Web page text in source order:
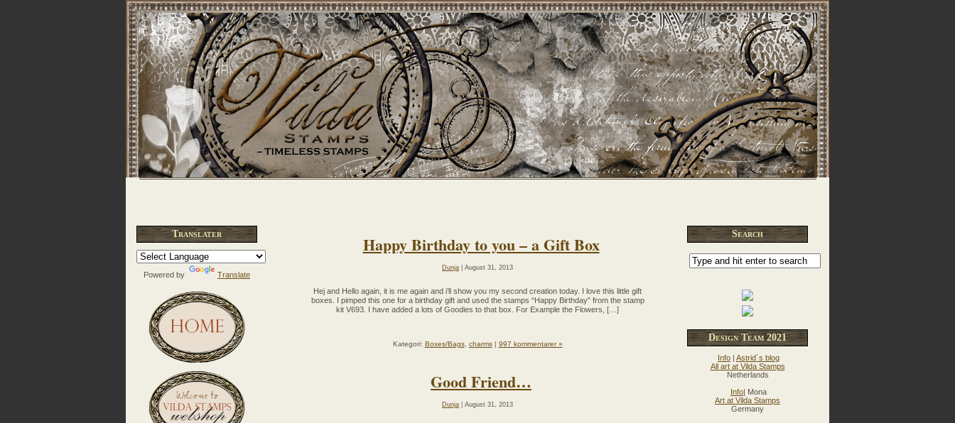
Translater
Powered by Translate
Happy Birthday to you – a Gift Box
Dunja | August 31, 2013
Hej and Hello again, it is me again and i’ll show you my second creation today. I love this little gift
boxes. I pimped this one for a birthday gift and used the stamps “Happy Birthday” from the stamp
kit V693. I have added a lots of Goodies to that box. For Example the Flowers, […]
Kategori: Boxes/Bags, charms| 997 kommentarer »
Good Friend…
Dunja | August 31, 2013
Search
Design Team 2021
Info | Astrid´s blog
All art at Vilda Stamps
Netherlands
Info| Mona
Art at Vilda Stamps
Germany